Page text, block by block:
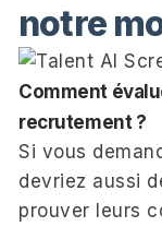
notre
Comment
recrutement ?
Si vous
devriez aussi
prouver leurs